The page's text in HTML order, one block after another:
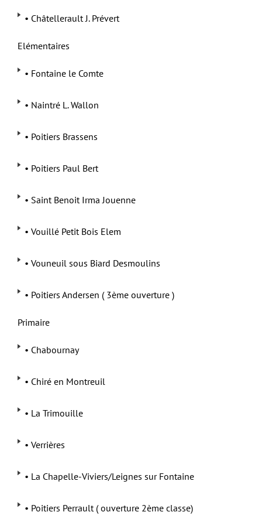
• Châtellerault J. Prévert
Elémentaires
• Fontaine le Comte
• Naintré L. Wallon
• Poitiers Brassens
• Poitiers Paul Bert
• Saint Benoit Irma Jouenne
• Vouillé Petit Bois Elem
• Vouneuil sous Biard Desmoulins
• Poitiers Andersen ( 3ème ouverture )
Primaire
• Chabournay
• Chiré en Montreuil
• La Trimouille
• Verrières
• La Chapelle-Viviers/Leignes sur Fontaine
• Poitiers Perrault ( ouverture 2ème classe)